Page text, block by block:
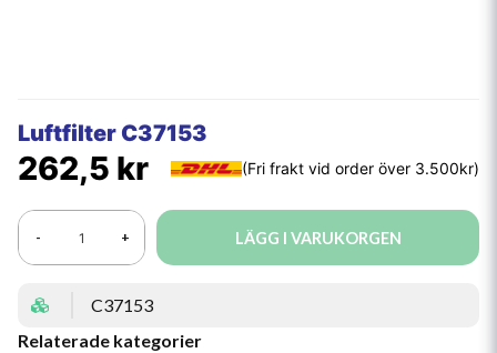
Luftfilter C37153
262,5 kr
- + LÄGG I VARUKORGEN
C37153
Relaterade kategorier